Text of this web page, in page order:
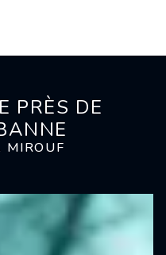
PRÈS DE
MIROUF